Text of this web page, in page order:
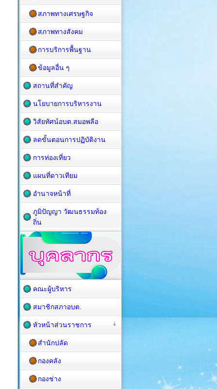
สภาพทางเศรษฐกิจ
สภาพทางสังคม
การบริการพื้นฐาน
ข้อมูลอื่น ๆ
สถานที่สำคัญ
นโยบายการบริหารงาน
วิสัยทัศน์อบต.สมอพลือ
ลดขั้นตอนการปฏิบัติงาน
การท่องเที่ยว
แผนที่ดาวเทียม
อำนาจหน้าที่
ภูมิปัญญา วัฒนธรรมท้อง
ถิ่น
คณะผู้บริหาร
สมาชิกสภาอบต.
หัวหน้าส่วนราชการ
สำนักปลัด
กองคลัง
กองช่าง